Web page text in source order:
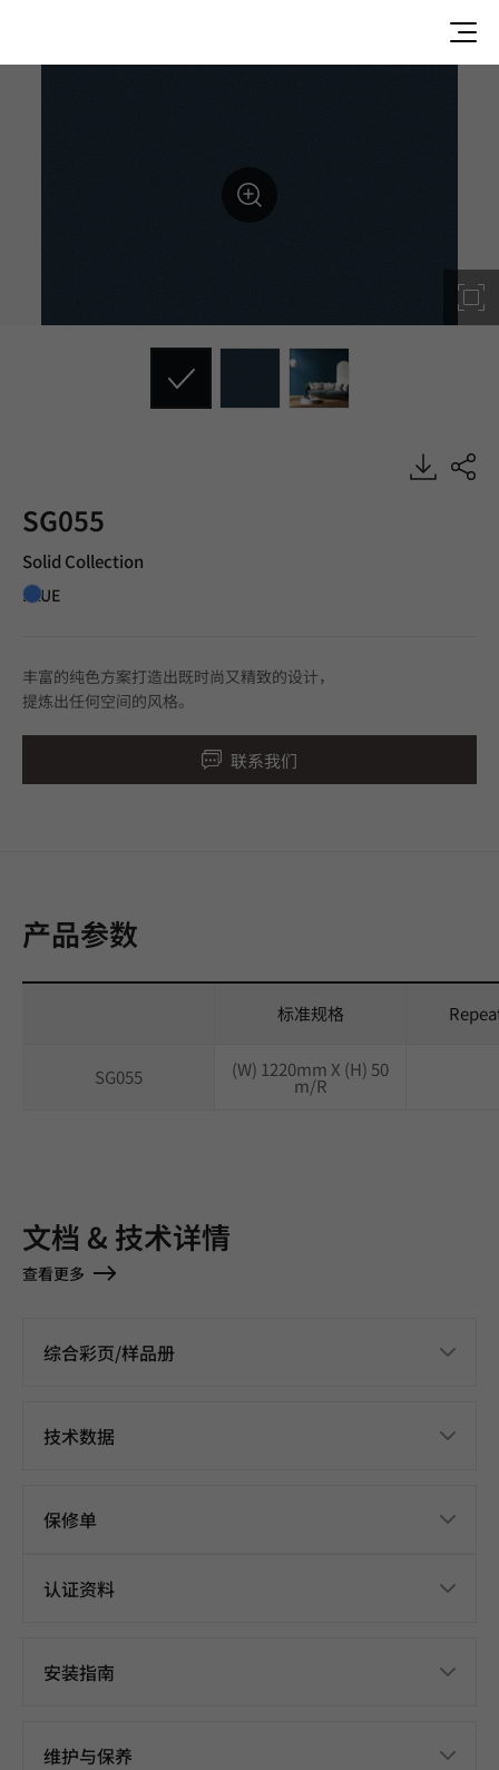
SG055
Solid Collection
BLUE
丰富的纯色方案打造出既时尚又精致的设计，
提炼出任何空间的风格。
联系我们
产品参数
标准规格
SG055 (W) 1220mm X (H) 50
m/R
文档 & 技术详情
查看更多
综合彩页/样品册
技术数据
保修单
认证资料
安装指南
维护与保养